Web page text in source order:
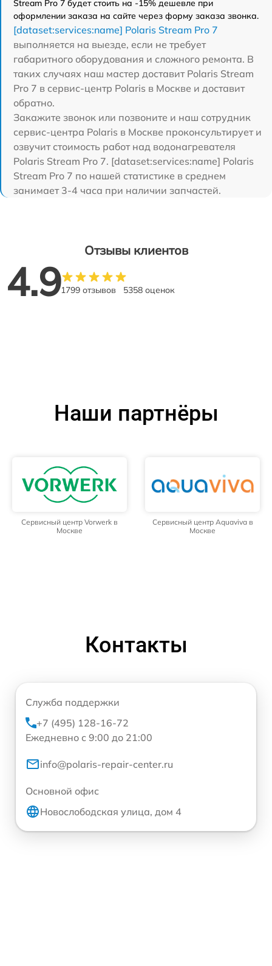
Stream Pro 7 будет стоить на -15% дешевле при
оформлении заказа на сайте через форму заказа звонка.
[dataset:services:name] Polaris Stream Pro 7
выполняется на выезде, если не требует
габаритного оборудования и сложного ремонта. В
таких случаях наш мастер доставит Polaris Stream
Pro 7 в сервис-центр Polaris в Москве и доставит
обратно.
Закажите звонок или позвоните и наш сотрудник
сервис-центра Polaris в Москве проконсультирует и
озвучит стоимость работ над водонагревателя
Polaris Stream Pro 7. [dataset:services:name] Polaris
Stream Pro 7 по нашей статистике в среднем
занимает 3-4 часа при наличии запчастей.
Отзывы клиентов
4.91799 отзывов 5358 оценок
Наши партнёры
Сервисный центр Vorwerk в
Москве
Сервисный центр Aquaviva в
Москве
Контакты
Служба поддержки
+7 (495) 128-16-72
Ежедневно с 9:00 до 21:00
info@polaris-repair-center.ru
Основной офис
Новослободская улица, дом 4